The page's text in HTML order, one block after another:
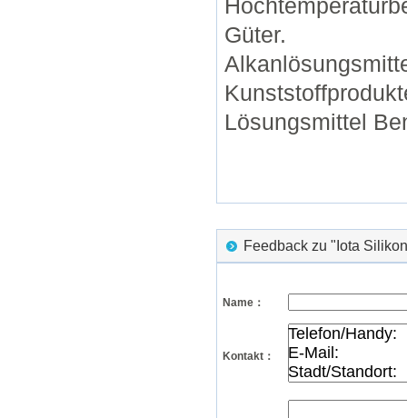
Güter.
Lösungsmittel
Feedback zu "Iota
Name：
Kontakt：